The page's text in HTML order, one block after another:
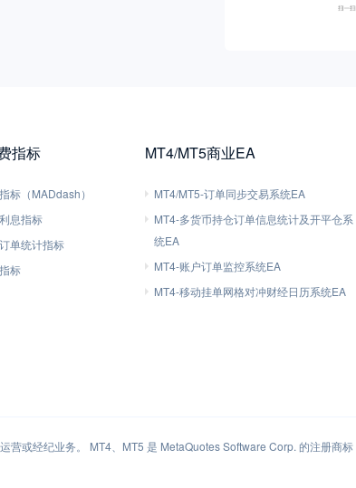
指标
标（MADdash）
息指标
单统计指标
标
MT4/MT5商业EA
MT4/MT5-订单同步交易系统EA
MT4-多货币持仓订单信息统计及开平仓系
统EA
MT4-账户订单监控系统EA
MT4-移动挂单网格对冲财经日历系统EA
或经纪业务。 MT4、MT5 是 MetaQuotes Software Corp. 的注册商标